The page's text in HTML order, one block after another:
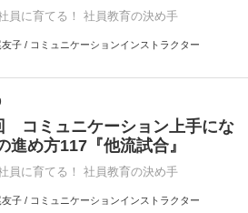
員に育てる！ 社員教育の決め手
子 / コミュニケーションインストラクター
コミュニケーション上手にな
進め方117『他流試合』
員に育てる！ 社員教育の決め手
子 / コミュニケーションインストラクター